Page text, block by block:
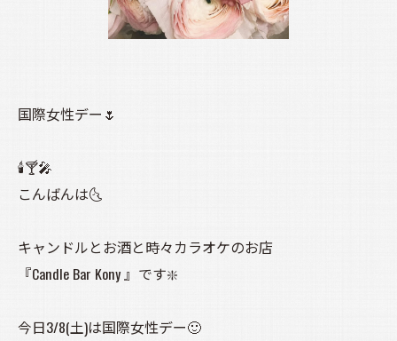
国際女性デー🌷
🕯️🍸️🎤
こんばんは🌜️
キャンドルとお酒と時々カラオケのお店
『Candle Bar Kony 』です❇️
今日3/8(土)は国際女性デー🙂